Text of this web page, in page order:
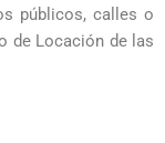
públicos, calles o
de Locación de las